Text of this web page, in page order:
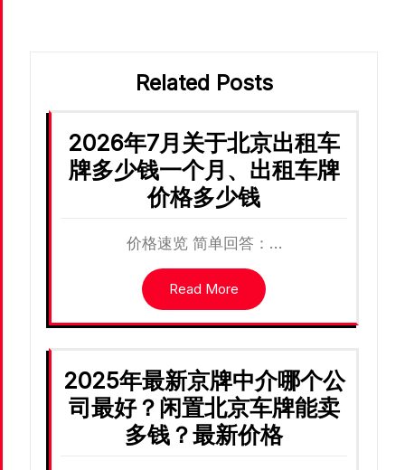
Related Posts
2026年7月关于北京出租车
牌多少钱一个月、出租车牌
价格多少钱
价格速览 简单回答：…
Read More
2025年最新京牌中介哪个公
司最好？闲置北京车牌能卖
多钱？最新价格